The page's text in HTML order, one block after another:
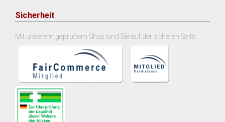
Sicherheit
Mit unserem geprüftem Shop sind Sie auf der sicheren Seite.